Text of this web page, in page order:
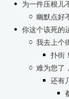
为一件压根儿
幽默点好
你这个该死的
我去上个
扑街！
难为您了
还有